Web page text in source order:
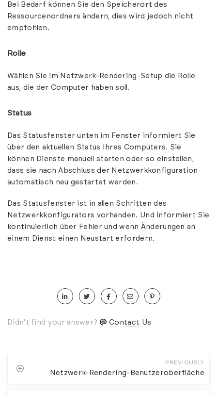
Bei Bedarf können Sie den Speicherort des
Ressourcenordners ändern, dies wird jedoch nicht
empfohlen.
Rolle
Wählen Sie im Netzwerk-Rendering-Setup die Rolle
aus, die der Computer haben soll.
Status
Das Statusfenster unten im Fenster informiert Sie
über den aktuellen Status Ihres Computers. Sie
können Dienste manuell starten oder so einstellen,
dass sie nach Abschluss der Netzwerkkonfiguration
automatisch neu gestartet werden.
Das Statusfenster ist in allen Schritten des
Netzwerkkonfigurators vorhanden. Und informiert Sie
kontinuierlich über Fehler und wenn Änderungen an
einem Dienst einen Neustart erfordern.
Didn't find your answer? Contact Us
PREVIOUSLY
Netzwerk-Rendering-Benutzeroberfläche